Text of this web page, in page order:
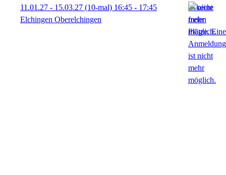
11.01.27 - 15.03.27 (10-mal) 16:45 - 17:45
Elchingen Oberelchingen